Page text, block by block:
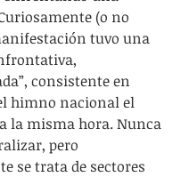
(o no
tuvo una
consistente en
himno nacional el
la misma hora. Nunca
pero
se trata de sectores